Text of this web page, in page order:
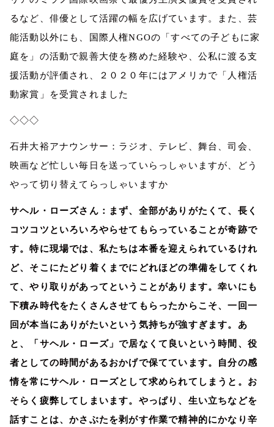
るなど、俳優として活躍の幅を広げています。また、芸
能活動以外にも、国際人権NGOの「すべての子どもに家
庭を」の活動で親善大使を務めた経験や、公私に渡る支
援活動が評価され、２０２０年にはアメリカで「人権活
動家賞」を受賞されました
◇◇◇
石井大裕アナウンサー：ラジオ、テレビ、舞台、司会、
映画など忙しい毎日を送っていらっしゃいますが、どう
やって切り替えてらっしゃいますか
サヘル・ローズさん：まず、全部がありがたくて、長く
コツコツといろいろやらせてもらっていることが奇跡で
す。特に現場では、私たちは本番を迎えられているけれ
ど、そこにたどり着くまでにどれほどの準備をしてくれ
て、やり取りがあってということがあります。幸いにも
下積み時代をたくさんさせてもらったからこそ、一回一
回が本当にありがたいという気持ちが強すぎます。あ
と、「サヘル・ローズ」で居なくて良いという時間、役
者としての時間があるおかげで保てています。自分の感
情を常にサヘル・ローズとして求められてしまうと。お
そらく疲弊してしまいます。やっぱり、生い立ちなどを
話すことは、かさぶたを剥がす作業で精神的にかなり辛